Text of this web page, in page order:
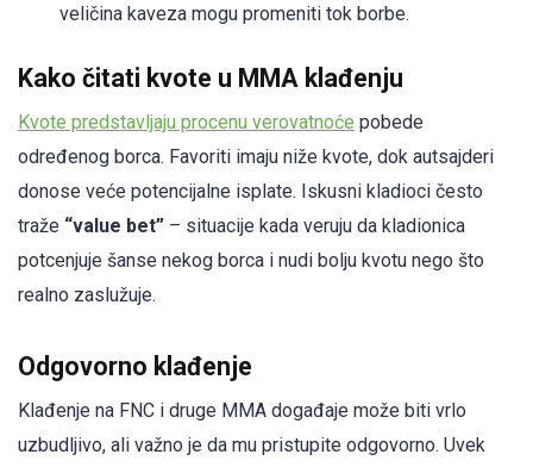
veličina kaveza mogu promeniti tok borbe.
Kako čitati kvote u MMA klađenju
Kvote predstavljaju procenu verovatnoće pobede
određenog borca. Favoriti imaju niže kvote, dok autsajderi
donose veće potencijalne isplate. Iskusni kladioci često
traže “value bet” – situacije kada veruju da kladionica
potcenjuje šanse nekog borca i nudi bolju kvotu nego što
realno zaslužuje.
Odgovorno klađenje
Klađenje na FNC i druge MMA događaje može biti vrlo
uzbudljivo, ali važno je da mu pristupite odgovorno. Uvek